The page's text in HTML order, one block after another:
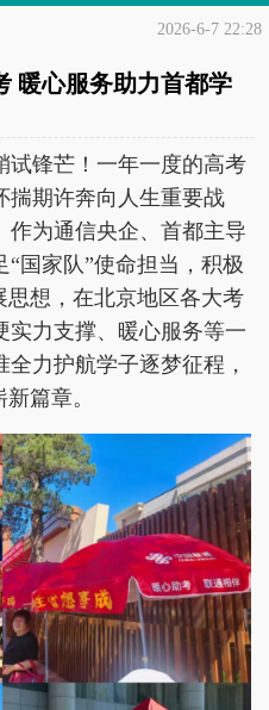
2026-6-7 22:28
暖心服务助力首都学
试锋芒！一年一度的高考
揣期许奔向人生重要战
作为通信央企、首都主导
国家队”使命担当，积极
思想，在北京地区各大考
实力支撑、暖心服务等一
力护航学子逐梦征程，
篇章。